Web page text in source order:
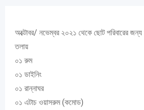
অক্টোবর/ নভেম্বর ২০২১ থেকে ছোট পরিবারের জন্য
তলায়
০১ রুম
০১ ডাইনিং
০১ রান্নাঘর
০১ এটাচ ওয়াসরুম (কমোড)